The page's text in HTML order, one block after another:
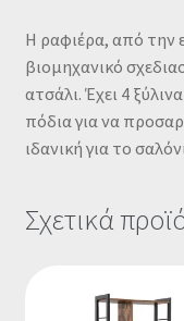
Η ραφιέρα, από την
βιομηχανικό
ατσάλι. Έχει 4
πόδια για να
ιδανική για το
Σχετικά